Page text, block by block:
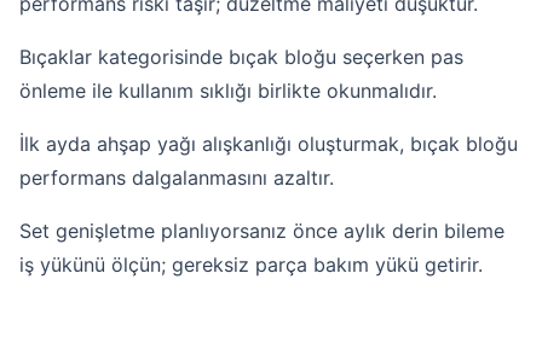
Bıçaklar kategorisinde bıçak bloğu seçerken pas
önleme ile kullanım sıklığı birlikte okunmalıdır.
İlk ayda ahşap yağı alışkanlığı oluşturmak, bıçak bloğu
performans dalgalanmasını azaltır.
Set genişletme planlıyorsanız önce aylık derin bileme
iş yükünü ölçün; gereksiz parça bakım yükü getirir.